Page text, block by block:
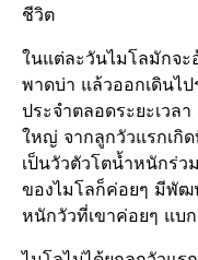
ชีวิต
ในแต่ละวันไมโลมักจะ
พาดบ่า แล้วออกเดินไ
ประจำตลอดระยะเวล
ใหญ่ จากลูกวัวแรกเกิ
เป็นวัวตัวโตน้ำหนักร่ว
ของไมโลก็ค่อยๆ มีพั
หนักวัวที่เขาค่อยๆ แบ